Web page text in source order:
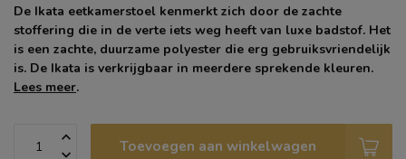
De Ikata eetkamerstoel kenmerkt zich door de zachte
stoffering die in de verte iets weg heeft van luxe badstof. Het
is een zachte, duurzame polyester die erg gebruiksvriendelijk
is. De Ikata is verkrijgbaar in meerdere sprekende kleuren.
Lees meer.
Toevoegen aan winkelwagen